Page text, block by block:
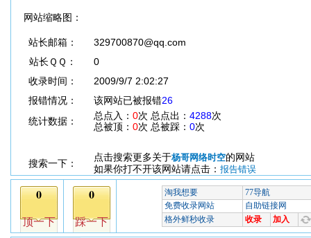
网站缩略图：
站长邮箱：
329700870@qq.com
站长ＱＱ：
0
收录时间：
2009/9/7 2:02:27
报错情况：
该网站已被报错26
统计数据：
总点入： 0次 总点出： 4288次
总被顶： 0次 总被踩： 0次
搜索一下：
点击搜索更多关于杨哥网络时空的网站
如果你打不开该网站请点击： 报告错误